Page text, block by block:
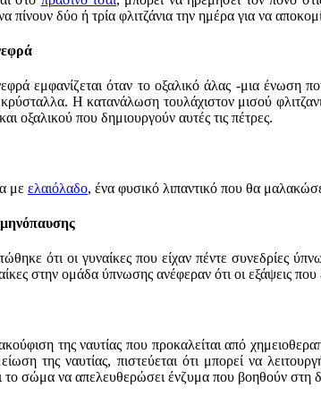
πίνουν δύο ή τρία φλιτζάνια την ημέρα για να
εμφανίζεται όταν το οξαλικό άλας -μια ένωση
Η κατανάλωση τουλάχιστον μισού
οξαλικού που δημιουργούν αυτές τις πέτρες.
με ελαιόλαδο, ένα φυσικό λιπαντικό που θα
ότι οι γυναίκες που είχαν πέντε συνεδρίες
στην ομάδα ύπνωσης ανέφεραν ότι οι εξάψεις που
της ναυτίας που προκαλείται από
της ναυτίας, πιστεύεται ότι μπορεί να
σώμα να απελευθερώσει ένζυμα που βοηθούν στη